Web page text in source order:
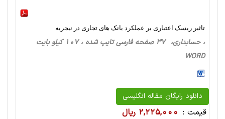
تاثیر ریسک اعتباری بر عملکرد بانک های تجاری در نیجریه
، حسابداری، 37 صفحه فارسی تایپ شده ، 107 کیلو بایت
WORD
دانلود رایگان مقاله انگلیسی
قیمت : 2,225,000 ریال